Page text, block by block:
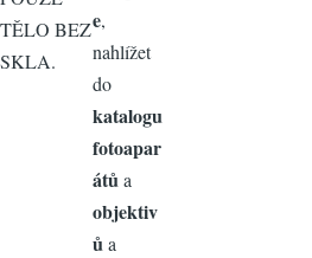
TĚLO BEZ
SKLA.
e,
nahlížet
do
katalogu
fotoapar
átů a
objektiv
ů a